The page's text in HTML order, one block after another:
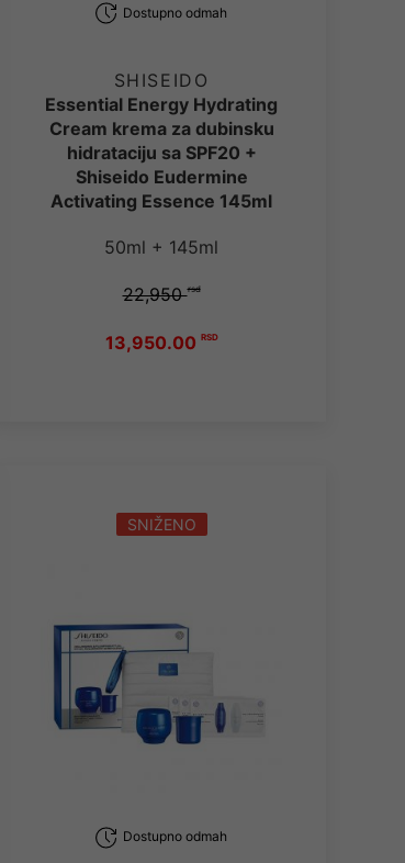
Dostupno odmah
SHISEIDO
Essential Energy Hydrating
Cream krema za dubinsku
hidrataciju sa SPF20 +
Shiseido Eudermine
Activating Essence 145ml
50ml + 145ml
22,950rsd
13,950.00 RSD
SNIŽENO
Dostupno odmah